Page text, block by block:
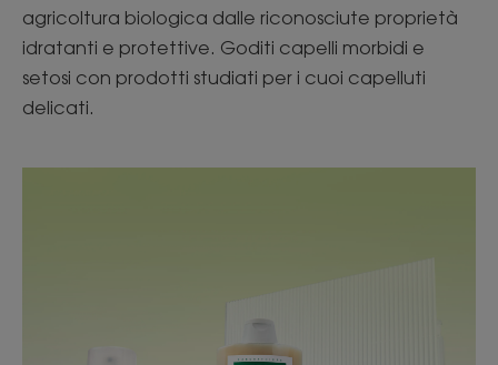
agricoltura biologica dalle riconosciute proprietà
idratanti e protettive. Goditi capelli morbidi e
setosi con prodotti studiati per i cuoi capelluti
delicati.